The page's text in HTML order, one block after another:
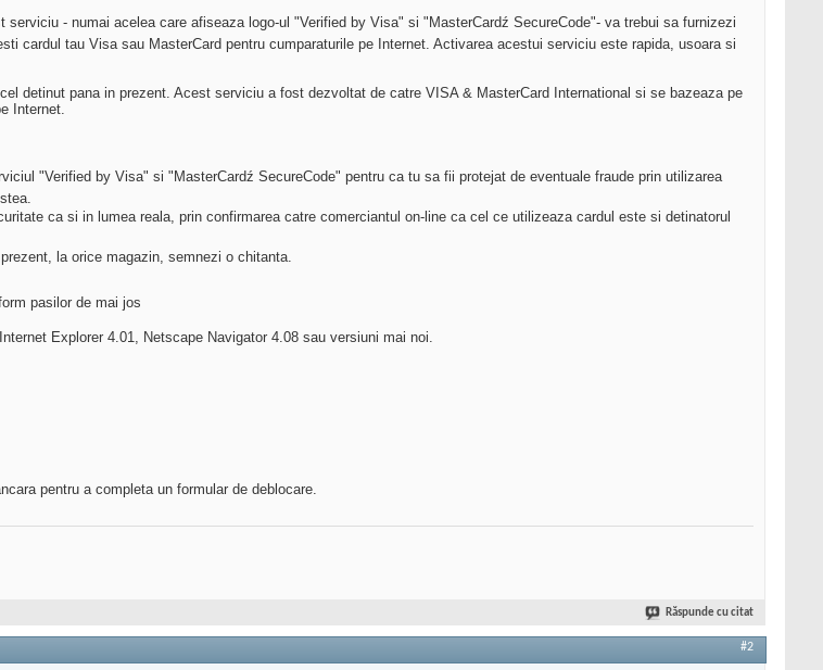
- numai acelea care afiseaza logo-ul "Verified by Visa" si "MasterCardź SecureCode"- va trebui sa furnizezi
cardul tau Visa sau MasterCard pentru cumparaturile pe Internet. Activarea acestui serviciu este rapida, usoara si
detinut pana in prezent. Acest serviciu a fost dezvoltat de catre VISA & MasterCard International si se bazeaza pe
Internet.
"Verified by Visa" si "MasterCardź SecureCode" pentru ca tu sa fii protejat de eventuale fraude prin utilizarea
ca si in lumea reala, prin confirmarea catre comerciantul on-line ca cel ce utilizeaza cardul este si detinatorul
la orice magazin, semnezi o chitanta.
pasilor de mai jos
Explorer 4.01, Netscape Navigator 4.08 sau versiuni mai noi.
pentru a completa un formular de deblocare.
Răspunde cu citat
#2